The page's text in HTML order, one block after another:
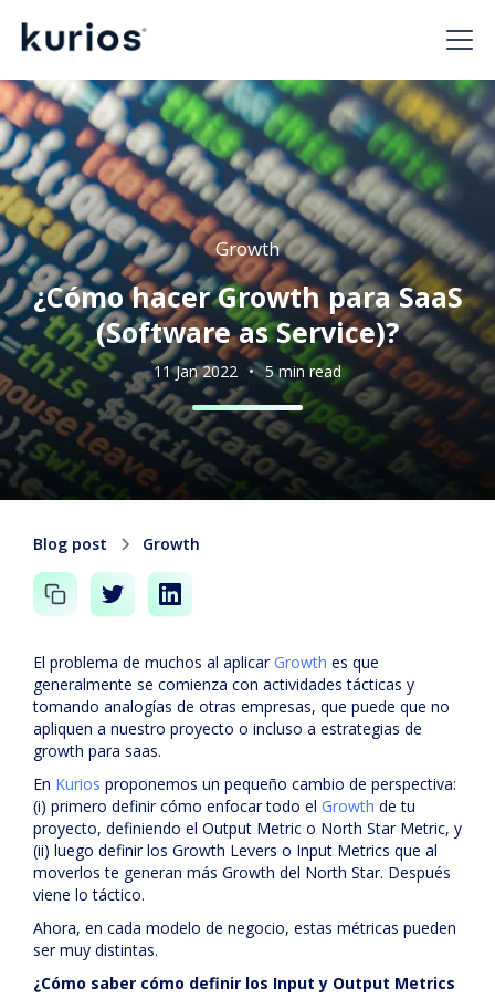
Growth
¿Cómo hacer Growth para SaaS
(Software as Service)?
11 Jan 2022 • 5 min read
Blog post Growth
El problema de muchos al aplicarGrowth es que
generalmente se comienza con actividades tácticas y
tomando analogías de otras empresas, que puede que no
apliquen a nuestro proyecto o incluso a estrategias de
growth para saas.
En Kurios proponemos un pequeño cambio de perspectiva:
(i) primero definir cómo enfocar todo el Growth de tu
proyecto, definiendo el Output Metric o North Star Metric, y
(ii) luego definir los Growth Levers o Input Metrics que al
moverlos te generan más Growth del North Star. Después
viene lo táctico.
Ahora, en cada modelo de negocio, estas métricas pueden
ser muy distintas.
¿Cómo saber cómo definir los Input y Output Metrics